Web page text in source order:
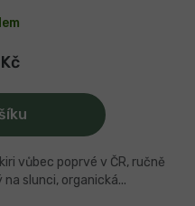
vůbec poprvé v ČR, ručně
slunci, organická...